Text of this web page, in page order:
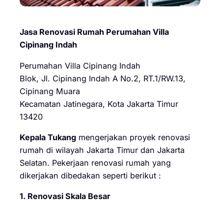
Jasa Renovasi Rumah Perumahan Villa
Cipinang Indah
Perumahan Villa Cipinang Indah
Blok, Jl. Cipinang Indah A No.2, RT.1/RW.13,
Cipinang Muara
Kecamatan Jatinegara, Kota Jakarta Timur
13420
Kepala Tukang mengerjakan proyek renovasi
rumah di wilayah Jakarta Timur dan Jakarta
Selatan. Pekerjaan renovasi rumah yang
dikerjakan dibedakan seperti berikut :
1. Renovasi Skala Besar